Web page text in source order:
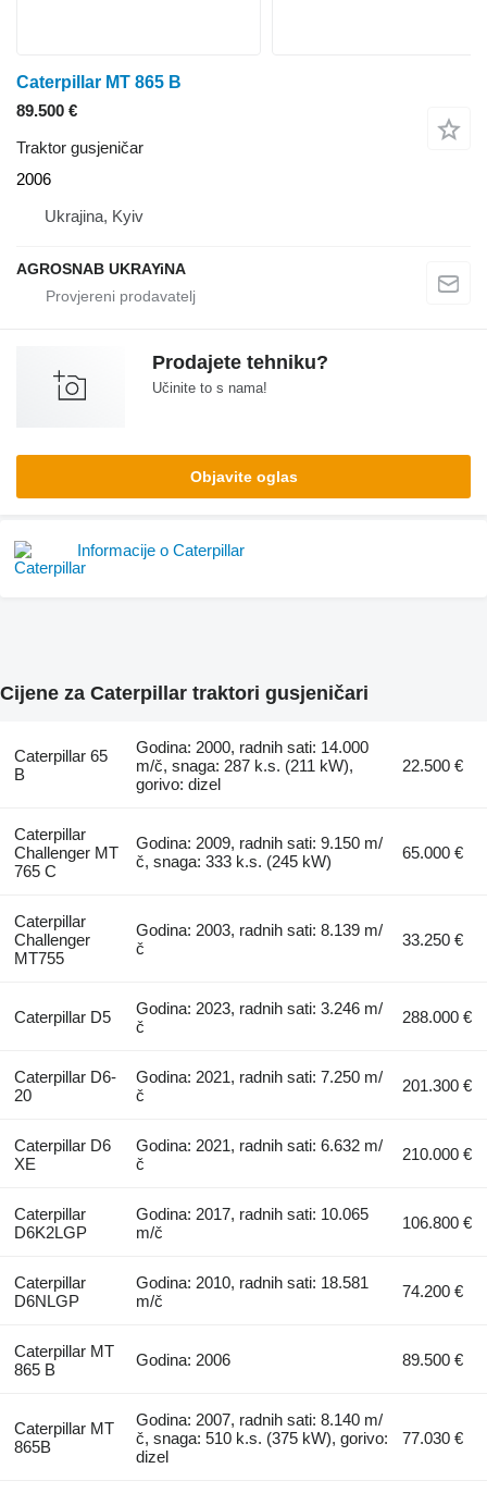
Caterpillar MT 865 B
89.500 €
Traktor gusjeničar
2006
Ukrajina, Kyiv
AGROSNAB UKRAYiNA
Prodajete tehniku?
Učinite to s nama!
Objavite oglas
Informacije o Caterpillar
Cijene za Caterpillar traktori gusjeničari
Caterpillar 65
B
Godina: 2000, radnih sati: 14.000
m/č, snaga: 287 k.s. (211 kW),
gorivo: dizel
22.500 €
Caterpillar
Challenger MT
765 C
Godina: 2009, radnih sati: 9.150 m/
č, snaga: 333 k.s. (245 kW)
65.000 €
Caterpillar
Challenger
MT755
Godina: 2003, radnih sati: 8.139 m/
č
33.250 €
Caterpillar D5
Godina: 2023, radnih sati: 3.246 m/
č
288.000 €
Caterpillar D6-
20
Godina: 2021, radnih sati: 7.250 m/
č
201.300 €
Caterpillar D6
XE
Godina: 2021, radnih sati: 6.632 m/
č
210.000 €
Caterpillar
D6K2LGP
Godina: 2017, radnih sati: 10.065
m/č
106.800 €
Caterpillar
D6NLGP
Godina: 2010, radnih sati: 18.581
m/č
74.200 €
Caterpillar MT
865 B
Godina: 2006 89.500 €
Caterpillar MT
865B
Godina: 2007, radnih sati: 8.140 m/
č, snaga: 510 k.s. (375 kW), gorivo:
dizel
77.030 €